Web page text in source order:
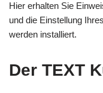
Hier erhalten Sie
und die Einstellung
werden installiert.
Der TEXT